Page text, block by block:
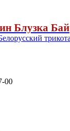
Блузка Бай
00